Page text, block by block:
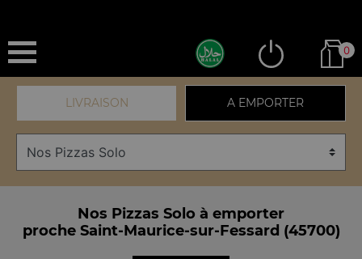
0
LIVRAISON A EMPORTER
Nos Pizzas Solo à emporter
proche Saint-Maurice-sur-Fessard (45700)